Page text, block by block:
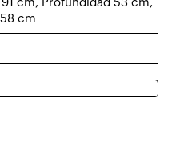
cm, Profundidad 53 cm,
cm